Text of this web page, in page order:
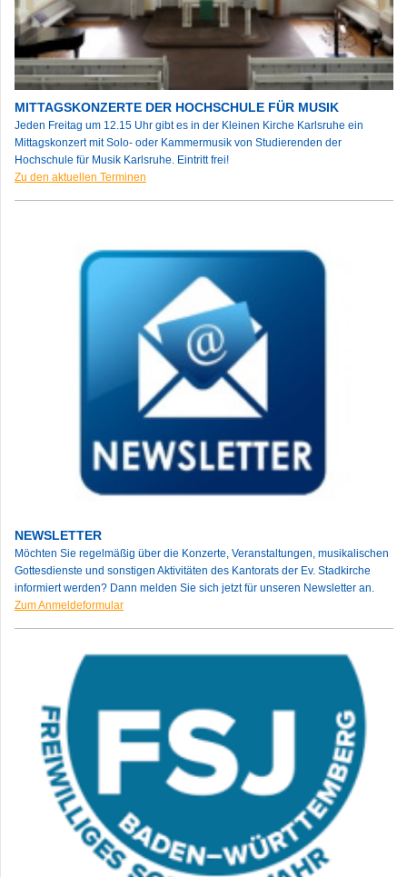
MITTAGSKONZERTE DER HOCHSCHULE FÜR MUSIK
Jeden Freitag um 12.15 Uhr gibt es in der Kleinen Kirche Karlsruhe ein
Mittagskonzert mit Solo- oder Kammermusik von Studierenden der
Hochschule für Musik Karlsruhe. Eintritt frei!
Zu den aktuellen Terminen
NEWSLETTER
Möchten Sie regelmäßig über die Konzerte, Veranstaltungen, musikalischen
Gottesdienste und sonstigen Aktivitäten des Kantorats der Ev. Stadkirche
informiert werden? Dann melden Sie sich jetzt für unseren Newsletter an.
Zum Anmeldeformular